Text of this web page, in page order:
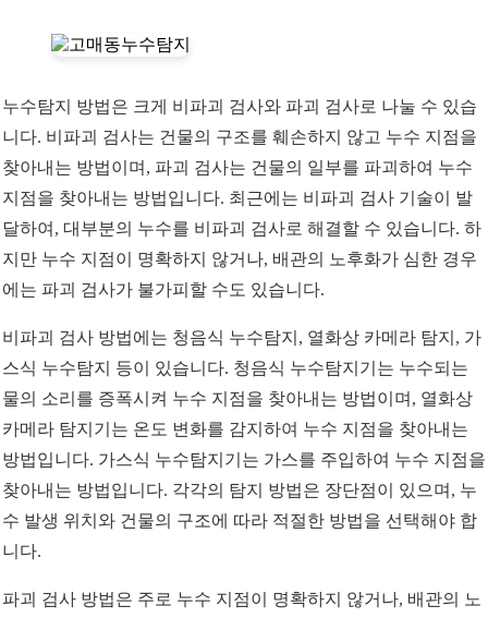
누수탐지 방법은 크게 비파괴 검사와 파괴 검사로 나눌 수 있습
니다. 비파괴 검사는 건물의 구조를 훼손하지 않고 누수 지점을
찾아내는 방법이며, 파괴 검사는 건물의 일부를 파괴하여 누수
지점을 찾아내는 방법입니다. 최근에는 비파괴 검사 기술이 발
달하여, 대부분의 누수를 비파괴 검사로 해결할 수 있습니다. 하
지만 누수 지점이 명확하지 않거나, 배관의 노후화가 심한 경우
에는 파괴 검사가 불가피할 수도 있습니다.
비파괴 검사 방법에는 청음식 누수탐지, 열화상 카메라 탐지, 가
스식 누수탐지 등이 있습니다. 청음식 누수탐지기는 누수되는
물의 소리를 증폭시켜 누수 지점을 찾아내는 방법이며, 열화상
카메라 탐지기는 온도 변화를 감지하여 누수 지점을 찾아내는
방법입니다. 가스식 누수탐지기는 가스를 주입하여 누수 지점을
찾아내는 방법입니다. 각각의 탐지 방법은 장단점이 있으며, 누
수 발생 위치와 건물의 구조에 따라 적절한 방법을 선택해야 합
니다.
파괴 검사 방법은 주로 누수 지점이 명확하지 않거나, 배관의 노